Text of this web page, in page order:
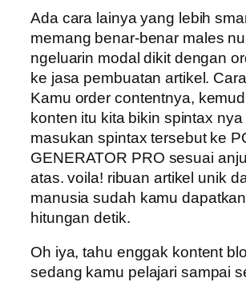
Ada cara lainya yang lebih
memang benar-benar males
ngeluarin modal dikit dengan
ke jasa pembuatan artikel.
Kamu order contentnya,
konten itu kita bikin spintax nya
masukan spintax tersebut ke
GENERATOR PRO sesuai
atas. voila! ribuan artikel unik
manusia sudah kamu
hitungan detik.
Oh iya, tahu enggak kontent
sedang kamu pelajari sampai